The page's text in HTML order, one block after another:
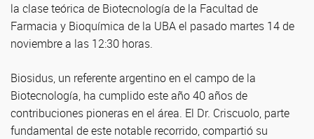
la clase teórica de Biotecnología de la Facultad de
Farmacia y Bioquímica de la UBA el pasado martes 14 de
noviembre a las 12:30 horas.
Biosidus, un referente argentino en el campo de la
Biotecnología, ha cumplido este año 40 años de
contribuciones pioneras en el área. El Dr. Criscuolo, parte
fundamental de este notable recorrido, compartió su